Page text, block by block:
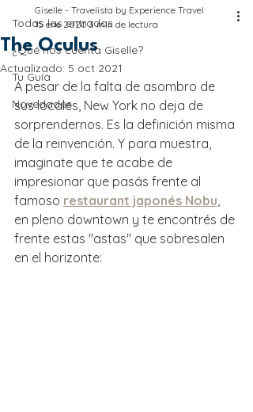
Todas las entradas
¿Qué nos cuenta Giselle?
Tu Guía
Novedades
The Oculus
Giselle - Travelista by Experience Travel
15 ene 2020 3 min de lectura
Actualizado: 5 oct 2021
A pesar de la falta de asombro de
sus locales, New York no deja de
sorprendernos. Es la definición misma
de la reinvención. Y para muestra,
imaginate que te acabe de
impresionar que pasás frente al
famoso restaurant japonés Nobu,
en pleno downtown y te encontrés de
frente estas "astas" que sobresalen
en el horizonte: